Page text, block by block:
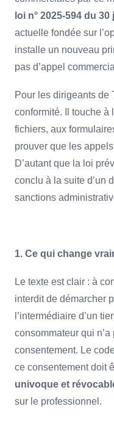
loi n° 2025-594 du 30
actuelle fondée sur
installe un nouveau
pas d’appel
Pour les dirigeants de
conformité. Il touche à
fichiers, aux
prouver que les
D’autant que la loi
conclu à la suite d’un
sanctions
1. Ce qui change
Le texte est clair : à
interdit de démarcher
l’intermédiaire d’un
consommateur qui
consentement. Le
ce consentement doit
univoque et
sur le professionnel.